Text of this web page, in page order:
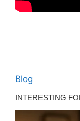
Categories
Blog